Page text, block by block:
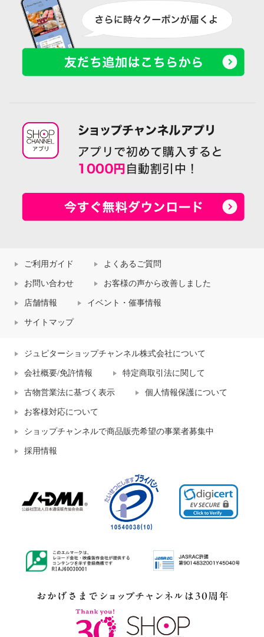
ご利用ガイド よくあるご質問
お問い合わせ お客様の声から改善しました
店舗情報 イベント・催事情報
サイトマップ
ジュピターショップチャンネル株式会社について
会社概要/免許情報 特定商取引法に関して
古物営業法に基づく表示 個人情報保護について
お客様対応について
ショップチャンネルで商品販売希望の事業者募集中
採用情報